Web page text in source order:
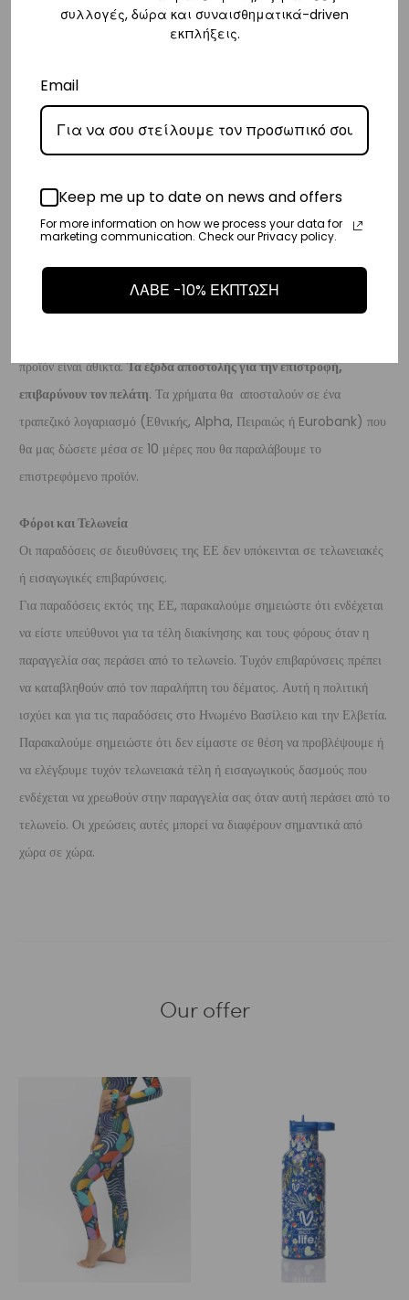
– Τα έξοδα αποστολής για όλο τον υπόλοιπο κόσμο είναι στα€35
– Η συνεργαζόμενη εταιρεία ταχυμεταφορών,DHL, θα αναλάβει την
παράδοσή σας.
ημέρες.
Επιστροφές είναι δεκτές εντός 14 ημερών από την ημερομηνία αγοράς
του προϊόντος χωρίς να έχετε την υποχρέωση να αναφέρετε τους
προϊόν είναι άθικτα.Τα έξοδα αποστολής για την επιστροφή,
επιβαρύνουν τον πελάτη. Τα χρήματα θα αποσταλούν σε ένα
τραπεζικό λογαριασμό (Εθνικής, Alpha, Πειραιώς ή Eurobank) που
θα μας δώσετε μέσα σε 10 μέρες που θα παραλάβουμε το
επιστρεφόμενο προϊόν.
Φόροι και Τελωνεία
Οι παραδόσεις σε διευθύνσεις της ΕΕ δεν υπόκεινται σε τελωνειακές
ή εισαγωγικές επιβαρύνσεις.
Για παραδόσεις εκτός της ΕΕ, παρακαλούμε σημειώστε ότι ενδέχεται
να είστε υπεύθυνοι για τα τέλη διακίνησης και τους φόρους όταν η
παραγγελία σας περάσει από το τελωνείο. Τυχόν επιβαρύνσεις πρέπει
να καταβληθούν από τον παραλήπτη του δέματος. Αυτή η πολιτική
ισχύει και για τις παραδόσεις στο Ηνωμένο Βασίλειο και την Ελβετία.
Παρακαλούμε σημειώστε ότι δεν είμαστε σε θέση να προβλέψουμε ή
να ελέγξουμε τυχόν τελωνειακά τέλη ή εισαγωγικούς δασμούς που
ενδέχεται να χρεωθούν στην παραγγελία σας όταν αυτή περάσει από το
τελωνείο. Οι χρεώσεις αυτές μπορεί να διαφέρουν σημαντικά από
χώρα σε χώρα.
Our offer
συλλογές, δώρα και συναισθηματικά-driven
εκπλήξεις.
Email
Keep me up to date on news and offers
For more information on how we process your data for
marketing communication. Check our Privacy policy.
ΛΑΒΕ -10% ΕΚΠΤΩΣΗ